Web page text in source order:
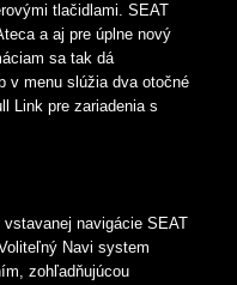
tlačidlami. SEAT
a aj pre úplne nový
sa tak dá
v menu slúžia dva otočné
Link pre zariadenia s
navigácie SEAT
Navi system
zohľadňujúcou